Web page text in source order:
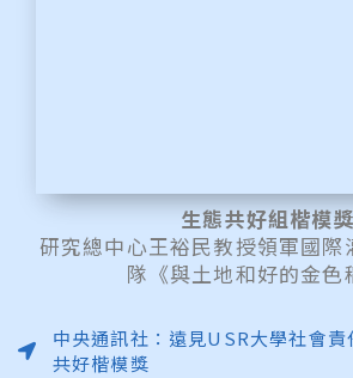
生態共好組楷模獎
研究總中心王裕民教授領軍國際
隊《與土地和好的金色
中央通訊社：遠見USR大學社會
共好楷模獎